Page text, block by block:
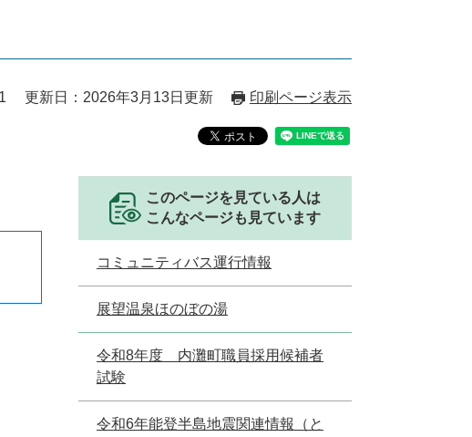
更新日：2026年3月13日更新 印刷ページ表示
このページを見ている人は
こんなページも見ています
コミュニティバス運行情報
展望温泉ほのぼの湯
令和8年度 内灘町職員採用候補者
試験
令和6年能登半島地震関連情報（と